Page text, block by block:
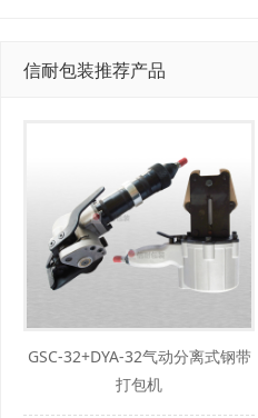
信耐包装推荐产品
GSC-32+DYA-32气动分离式钢带
打包机